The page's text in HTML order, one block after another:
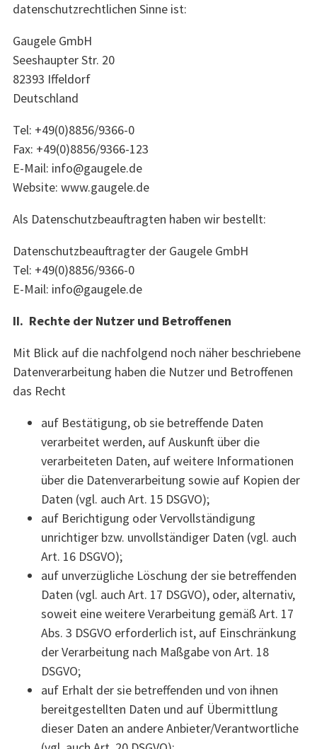
datenschutzrechtlichen Sinne ist:
Gaugele GmbH
Seeshaupter Str. 20
82393 Iffeldorf
Deutschland
Tel: +49(0)8856/9366-0
Fax: +49(0)8856/9366-123
E-Mail: info@gaugele.de
Website: www.gaugele.de
Als Datenschutzbeauftragten haben wir bestellt:
Datenschutzbeauftragter der Gaugele GmbH
Tel: +49(0)8856/9366-0
E-Mail: info@gaugele.de
II. Rechte der Nutzer und Betroffenen
Mit Blick auf die nachfolgend noch näher beschriebene
Datenverarbeitung haben die Nutzer und Betroffenen
das Recht
auf Bestätigung, ob sie betreffende Daten
verarbeitet werden, auf Auskunft über die
verarbeiteten Daten, auf weitere Informationen
über die Datenverarbeitung sowie auf Kopien der
Daten (vgl. auch Art. 15 DSGVO);
auf Berichtigung oder Vervollständigung
unrichtiger bzw. unvollständiger Daten (vgl. auch
Art. 16 DSGVO);
auf unverzügliche Löschung der sie betreffenden
Daten (vgl. auch Art. 17 DSGVO), oder, alternativ,
soweit eine weitere Verarbeitung gemäß Art. 17
Abs. 3 DSGVO erforderlich ist, auf Einschränkung
der Verarbeitung nach Maßgabe von Art. 18
DSGVO;
auf Erhalt der sie betreffenden und von ihnen
bereitgestellten Daten und auf Übermittlung
dieser Daten an andere Anbieter/Verantwortliche